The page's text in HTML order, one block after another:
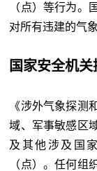
（点）等行为。
对所有违建的气
国家安全机关
《涉外气象探测
域、军事敏感区
及其他涉及国
（点）。任何组